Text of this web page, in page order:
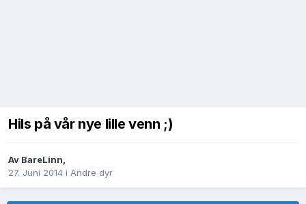
Hils på vår nye lille venn ;)
Av BareLinn,
27. Juni 2014 i Andre dyr